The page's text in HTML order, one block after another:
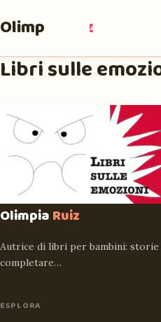
Olimpia Ruiz
Libri sulle
OlimpiaRuiz
Autrice di libri per bambini:
completare…
ESPLORA